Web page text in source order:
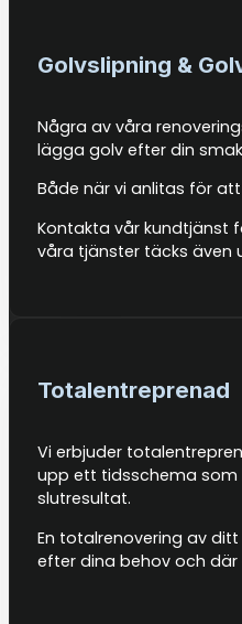
Golvslipning &
Några av våra
lägga golv efter din
Både när vi anlitas för
Kontakta vår kundtjänst
våra tjänster täcks även
Totalentreprenad
Vi erbjuder
upp ett tidsschema som
slutresultat.
En totalrenovering av
efter dina behov och